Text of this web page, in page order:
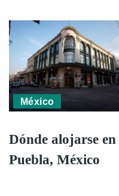
México
Dónde alojarse en
Puebla, México